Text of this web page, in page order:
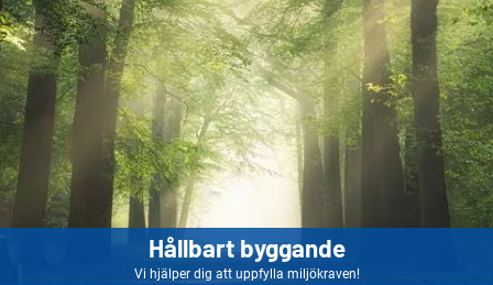
Hållbart byggande
Vi hjälper dig att uppfylla miljökraven!